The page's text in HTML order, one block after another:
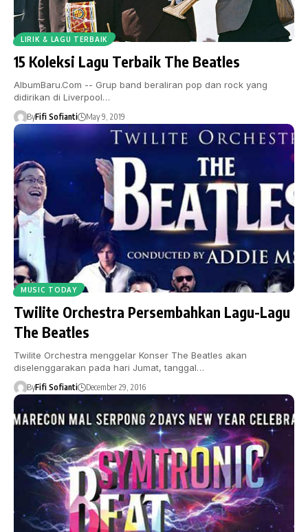
LIRIK & LAGU TERBAIK
15 Koleksi Lagu Terbaik The Beatles
AlbumBaru.Com -- Grup band beraliran pop dan rock yang
didirikan di Liverpool…
ByFifi Sofianti May 9, 2019
MUSIC TODAY
Twilite Orchestra Persembahkan Lagu-Lagu
The Beatles
Twilite Orchestra menggelar Konser The Beatles akan
diselenggarakan pada hari Jumat, tanggal…
ByFifi Sofianti December 29, 2016